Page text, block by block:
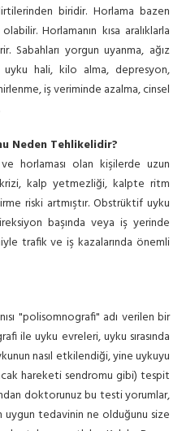
biridir. Horlama bazen
Horlamanın kısa aralıklarla
Sabahları yorgun uyanma, ağız
uyku hali, kilo alma, depresyon,
iş veriminde azalma, cinsel
Neden Tehlikelidir?
horlaması olan kişilerde uzun
kalp yetmezliği, kalpte ritm
riski artmıştır. Obstrüktif uyku
başında veya iş yerinde
trafik ve iş kazalarında önemli
"polisomnografi" adı verilen bir
ile uyku evreleri, uyku sırasında
nasıl etkilendiği, yine uykuyu
hareketi sendromu gibi) tespit
doktorunuz bu testi yorumlar,
tedavinin ne olduğunu size